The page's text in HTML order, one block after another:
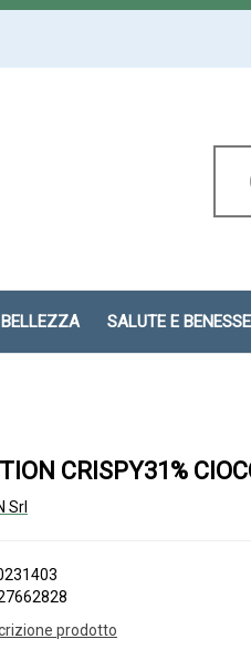
Prodotto
BELLEZZA SALUTE E
CRISPY31%
Srl
prodotto